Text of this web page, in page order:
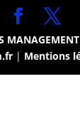
MANAGEMENT
| Mentions